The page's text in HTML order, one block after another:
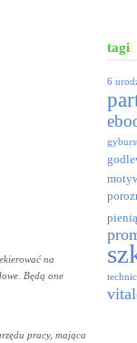
na
Będą one
pracy, mająca
tagi
6